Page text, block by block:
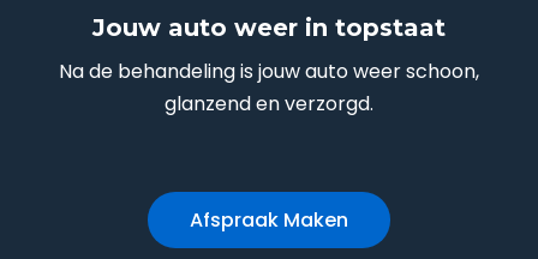
Jouw auto weer in topstaat
Na de behandeling is jouw auto weer schoon,
glanzend en verzorgd.
Afspraak Maken